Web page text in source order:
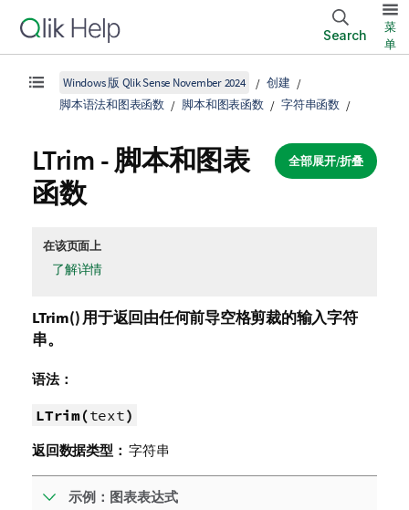
Search
菜
单
Windows 版 Qlik Sense November 2024
创建
脚本语法和图表函数
脚本和图表函数 字符串函数
全部展开/折叠
LTrim - 脚本和图表
函数
在该页面上
了解详情
LTrim()用于返回由任何前导空格剪裁的输入字符
串。
语法：
LTrim(text)
返回数据类型： 字符串
示例：图表表达式